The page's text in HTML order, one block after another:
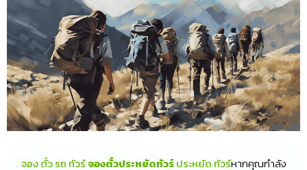
จอง ตั๋ว รถ ทัวร์จองตั๋วประหยัดทัวร์ประหยัด ทัวร์หากคุณกำลัง